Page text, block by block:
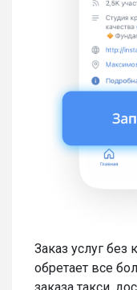
Заказ услуг без
обретает все
заказа такси,